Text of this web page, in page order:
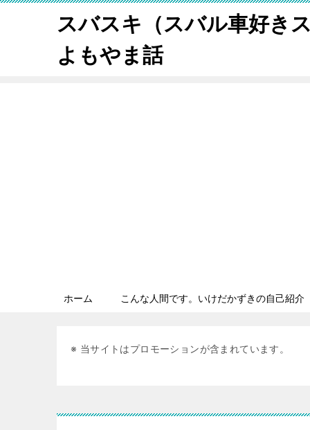
スバスキ（スバル車好き
よもやま話
ホーム こんな人間です。いけだかずきの自己紹介
※ 当サイトはプロモーションが含まれています。